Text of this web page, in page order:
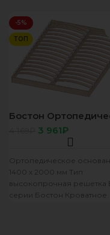
-5%
ТОП
Бостон
решетка 1400
3 961₽
Ортопедическое
1400 х 2000 мм Тип
высокопрочная решетка
серии Бостон Кроватное